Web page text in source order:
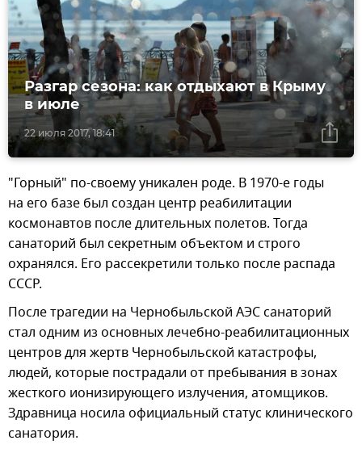
22 июля 2017, 18:41
Разгар сезона: как отдыхают в Крыму
в июле
"Горный" по-своему уникален роде. В 1970-е годы
на его базе был создан центр реабилитации
космонавтов после длительных полетов. Тогда
санаторий был секретным объектом и строго
охранялся. Его рассекретили только после распада
СССР.
После трагедии на Чернобыльской АЭС санаторий
стал одним из основных лечебно-реабилитационных
центров для жертв Чернобыльской катастрофы,
людей, которые пострадали от пребывания в зонах
жесткого ионизирующего излучения, атомщиков.
Здравница носила официальный статус клинического
санатория.